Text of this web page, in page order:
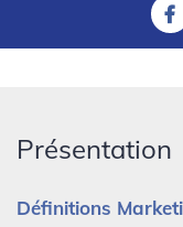
Présentation
Définitions